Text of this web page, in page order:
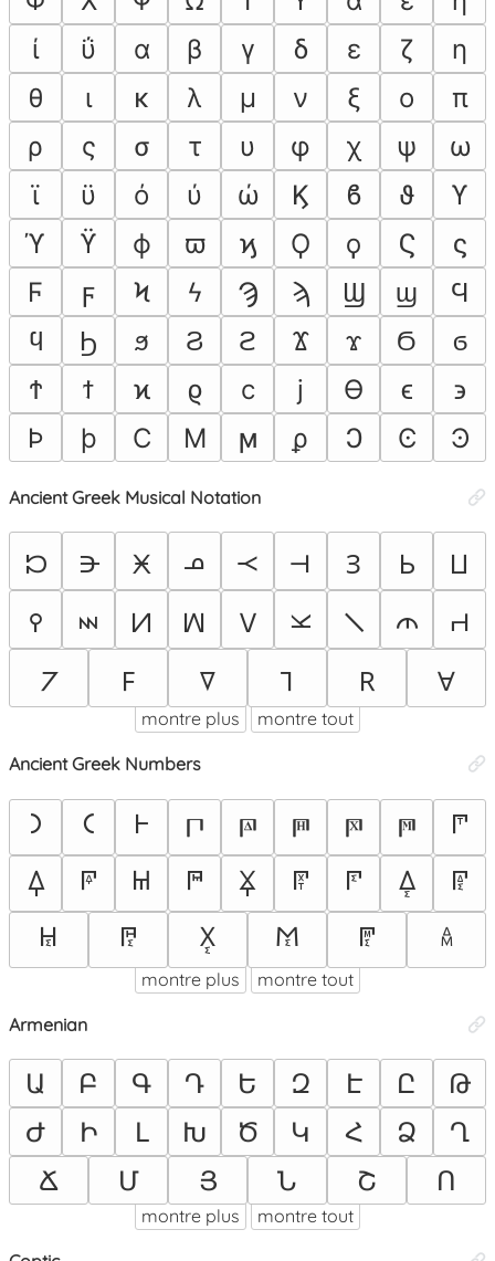
ί
ΰ α β γ δ ε ζ
η
θ
ι κ λ μ ν ξ ο
π
ρ
ς σ τ υ φ χ ψ
ω
ϊ
ϋ ό ύ ώ Ϗ ϐ ϑ
ϒ
ϓ
ϔ ϕ ϖ ϗ Ϙ ϙ Ϛ
ϛ
Ϝ
ϝ Ϟ ϟ Ϡ ϡ Ϣ ϣ
Ϥ
ϥ
Ϧ ϧ Ϩ ϩ Ϫ ϫ Ϭ
ϭ
Ϯ
ϯ ϰ ϱ ϲ ϳ ϴ ϵ
϶
Ϸ
ϸ Ϲ Ϻ ϻ ϼ Ͻ Ͼ Ͽ
Ancient Greek Musical Notation
𝈀 𝈁 𝈂 𝈃 𝈄 𝈅 𝈆 𝈇
𝈈
𝈉
𝈊 𝈋 𝈌 𝈍 𝈎 𝈏 𝈐
𝈑
𝈒
𝈓 𝈔 𝈕 𝈖 𝈗
montre plus montre tout
Ancient Greek Numbers
𐅀 𐅁 𐅂 𐅃 𐅄 𐅅 𐅆 𐅇
𐅈
𐅉
𐅊 𐅋 𐅌 𐅍 𐅎 𐅏 𐅐
𐅑
𐅒
𐅓 𐅔 𐅕 𐅖 𐅗
montre plus montre tout
Armenian
Ա Բ Գ Դ Ե Զ Է Ը
Թ
Ժ
Ի Լ Խ Ծ Կ Հ Ձ
Ղ
Ճ
Մ Յ Ն Շ Ո
montre plus montre tout